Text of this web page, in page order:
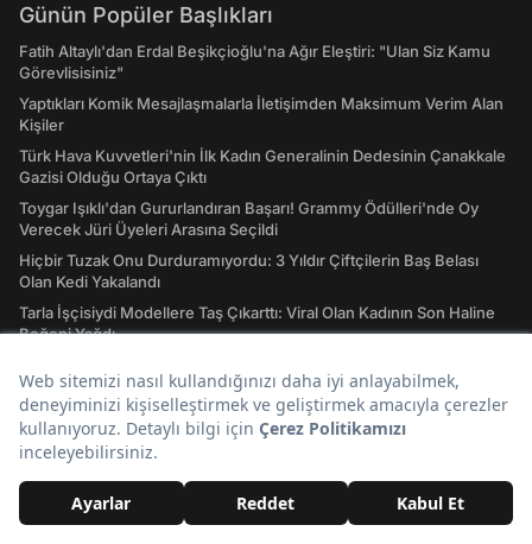
Günün Popüler Başlıkları
Fatih Altaylı'dan Erdal Beşikçioğlu'na Ağır Eleştiri: "Ulan Siz Kamu
Görevlisisiniz"
Yaptıkları Komik Mesajlaşmalarla İletişimden Maksimum Verim Alan
Kişiler
Türk Hava Kuvvetleri'nin İlk Kadın Generalinin Dedesinin Çanakkale
Gazisi Olduğu Ortaya Çıktı
Toygar Işıklı'dan Gururlandıran Başarı! Grammy Ödülleri'nde Oy
Verecek Jüri Üyeleri Arasına Seçildi
Hiçbir Tuzak Onu Durduramıyordu: 3 Yıldır Çiftçilerin Baş Belası
Olan Kedi Yakalandı
Tarla İşçisiydi Modellere Taş Çıkarttı: Viral Olan Kadının Son Haline
Beğeni Yağdı
Hızlı Erişim
Hava Durumu
Son Depremler Listesi
Evlilik Yıl Dönümü Sözleri! En Özel Romantik, Duygusal ve Resimli
Evlilik Yıl dönümü Mesajları